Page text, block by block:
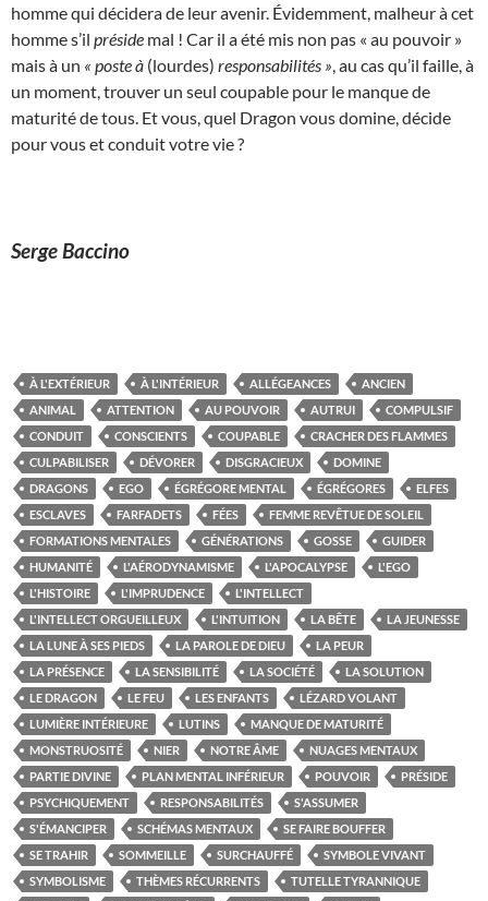
homme qui décidera de leur avenir. Évidemment, malheur à cet
homme s’il préside mal ! Car il a été mis non pas « au pouvoir »
mais à un « poste à (lourdes) responsabilités » , au cas qu’il faille, à
un moment, trouver un seul coupable pour le manque de
maturité de tous. Et vous, quel Dragon vous domine, décide
pour vous et conduit votre vie ?
Serge Baccino
À L'EXTÉRIEUR À L'INTÉRIEUR ALLÉGEANCES
ANCIEN
ANIMAL
ATTENTION AU POUVOIR AUTRUI
COMPULSIF
CONDUIT
CONSCIENTS COUPABLE
CRACHER DES FLAMMES
CULPABILISER
DÉVORER DISGRACIEUX
DOMINE
DRAGONS
EGO ÉGRÉGORE MENTAL ÉGRÉGORES
ELFES
ESCLAVES
FARFADETS FÉES
FEMME REVÊTUE DE SOLEIL
FORMATIONS MENTALES
GÉNÉRATIONS GOSSE
GUIDER
HUMANITÉ
L'AÉRODYNAMISME L'APOCALYPSE
L'EGO
L'HISTOIRE
L'IMPRUDENCE
L'INTELLECT
L'INTELLECT ORGUEILLEUX
L'INTUITION LA BÊTE
LA JEUNESSE
LA LUNE À SES PIEDS
LA PAROLE DE DIEU
LA PEUR
LA PRÉSENCE
LA SENSIBILITÉ LA SOCIÉTÉ
LA SOLUTION
LE DRAGON
LE FEU LES ENFANTS
LÉZARD VOLANT
LUMIÈRE INTÉRIEURE
LUTINS
MANQUE DE MATURITÉ
MONSTRUOSITÉ
NIER NOTRE ÂME
NUAGES MENTAUX
PARTIE DIVINE
PLAN MENTAL INFÉRIEUR POUVOIR
PRÉSIDE
PSYCHIQUEMENT
RESPONSABILITÉS
S'ASSUMER
S'ÉMANCIPER
SCHÉMAS MENTAUX
SE FAIRE BOUFFER
SE TRAHIR
SOMMEILLE SURCHAUFFÉ
SYMBOLE VIVANT
SYMBOLISME
THÈMES RÉCURRENTS
TUTELLE TYRANNIQUE